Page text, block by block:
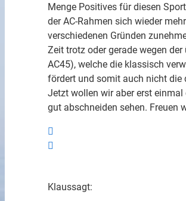
Menge Positives für diesen
der AC-Rahmen sich wieder
verschiedenen Gründen
Zeit trotz oder gerade wegen
AC45), welche die klassisch
fördert und somit auch nicht die
Jetzt wollen wir aber erst
gut abschneiden sehen. Freuen
Klaussagt: